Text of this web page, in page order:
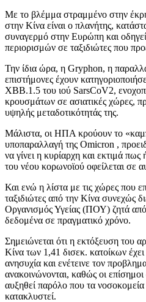
Με το βλέμμα στραμμένο στην
στην Κίνα είναι ο πλανήτης,
συναγερμό στην Ευρώπη και
περιορισμών σε ταξιδιώτες που
Την ίδια ώρα, η Gryphon, η
επιστήμονες έχουν
XBB.1.5 του ιού SarsCoV2,
κρουσμάτων σε ασιατικές χώρες,
υψηλής μεταδοτικότητάς της.
Μάλιστα, οι ΗΠΑ κρούουν το
υποπαραλλαγή της Omicron ,
να γίνει η κυρίαρχη και εκτιμά
του νέου κορωνοϊού οφείλεται σε
Και ενώ η λίστα με τις χώρες που
ταξιδιώτες από την Κίνα συνεχώς
Οργανισμός Υγείας (ΠΟΥ) ζητά από
δεδομένα σε πραγματικό χρόνο.
Σημειώνεται ότι η εκτόξευση του
Κίνα των 1,41 δισεκ. κατοίκων
ανησυχία και ενέτεινε τον
ανακοινώνονται, καθώς οι
αυξηθεί παρόλο που τα νοσοκομεία
κατακλυστεί.